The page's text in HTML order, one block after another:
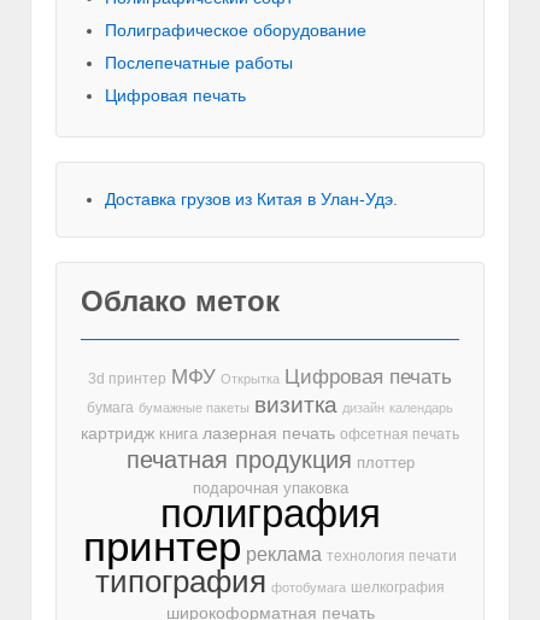
Полиграфическое оборудование
Послепечатные работы
Цифровая печать
Доставка грузов из Китая в Улан-Удэ
Облако меток
3d принтер МФУ Открытка Цифровая печать
бумага бумажные пакеты визитка дизайн календарь
картридж книга лазерная печать офсетная печать
печатная продукция плоттер
подарочная упаковка
полиграфия
принтер реклама технология печати
типография фотобумага шелкография
широкоформатная печать